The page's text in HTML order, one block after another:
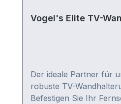
Vogel's Elite TV-
Der ideale Partner für
robuste TV-
Befestigen Sie Ihr